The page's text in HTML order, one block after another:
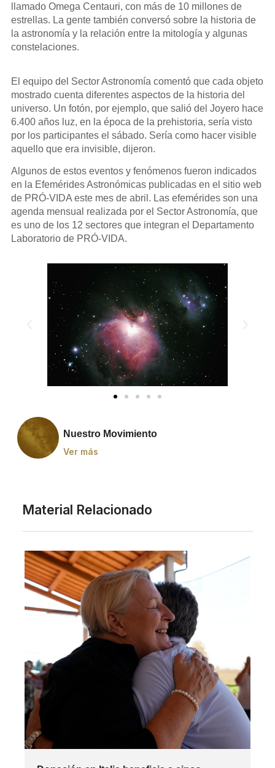
llamado Omega Centauri, con más de 10 millones de
estrellas. La gente también conversó sobre la historia de
la astronomía y la relación entre la mitología y algunas
constelaciones.
El equipo del Sector Astronomía comentó que cada objeto
mostrado cuenta diferentes aspectos de la historia del
universo. Un fotón, por ejemplo, que salió del Joyero hace
6.400 años luz, en la época de la prehistoria, sería visto
por los participantes el sábado. Sería como hacer visible
aquello que era invisible, dijeron.
Algunos de estos eventos y fenómenos fueron indicados
en la Efemérides Astronómicas publicadas en el sitio web
de PRÓ-VIDA este mes de abril. Las efemérides son una
agenda mensual realizada por el Sector Astronomía, que
es uno de los 12 sectores que integran el Departamento
Laboratorio de PRÓ-VIDA.
Nuestro Movimiento
Ver más
Material Relacionado